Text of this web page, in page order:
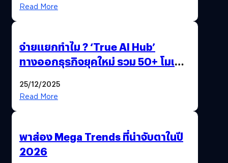
Read More
จ่ายแยกทำไม ? ‘True AI Hub’
ทางออกธุรกิจยุคใหม่ รวม 50+ โมเดล
25/12/2025
Read More
พาส่อง Mega Trends ที่น่าจับตาในปี
2026